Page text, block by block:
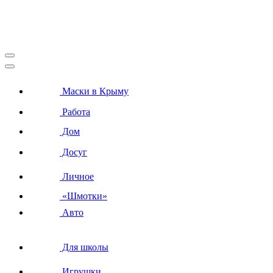
Маски в Крыму
Работа
Дом
Досуг
Личное
«Шмотки»
Авто
Для школы